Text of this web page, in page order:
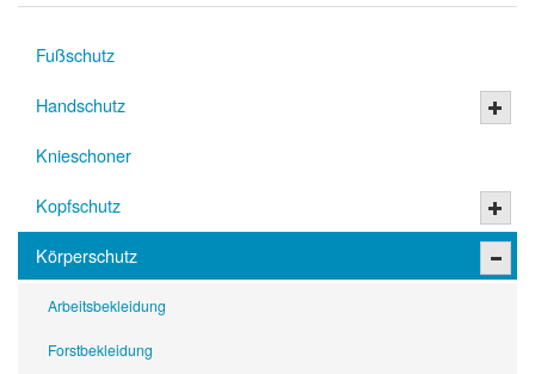
Fußschutz
Handschutz
Knieschoner
Kopfschutz
Körperschutz
Arbeitsbekleidung
Forstbekleidung